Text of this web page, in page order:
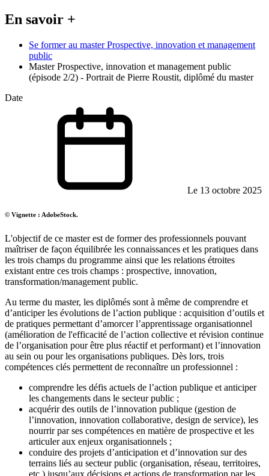
En savoir +
Se former au master Prospective, innovation et management
public
Master Prospective, innovation et management public
(épisode 2/2) - Portrait de Pierre Roustit, diplômé du master
Date
Le 13 octobre 2025
© Vignette : AdobeStock.
L'objectif de ce master est de former des professionnels pouvant
maîtriser de façon équilibrée les connaissances et les pratiques dans
les trois champs du programme ainsi que les relations étroites
existant entre ces trois champs : prospective, innovation,
transformation/management public.
Au terme du master, les diplômés sont à même de comprendre et
d’anticiper les évolutions de l’action publique : acquisition d’outils et
de pratiques permettant d’amorcer l’apprentissage organisationnel
(amélioration de l'efficacité de l’action collective et révision continue
de l’organisation pour être plus réactif et performant) et l’innovation
au sein ou pour les organisations publiques. Dès lors, trois
compétences clés permettent de reconnaître un professionnel :
comprendre les défis actuels de l’action publique et anticiper
les changements dans le secteur public ;
acquérir des outils de l’innovation publique (gestion de
l’innovation, innovation collaborative, design de service), les
nourrir par ses compétences en matière de prospective et les
articuler aux enjeux organisationnels ;
conduire des projets d’anticipation et d’innovation sur des
terrains liés au secteur public (organisation, réseau, territoires,